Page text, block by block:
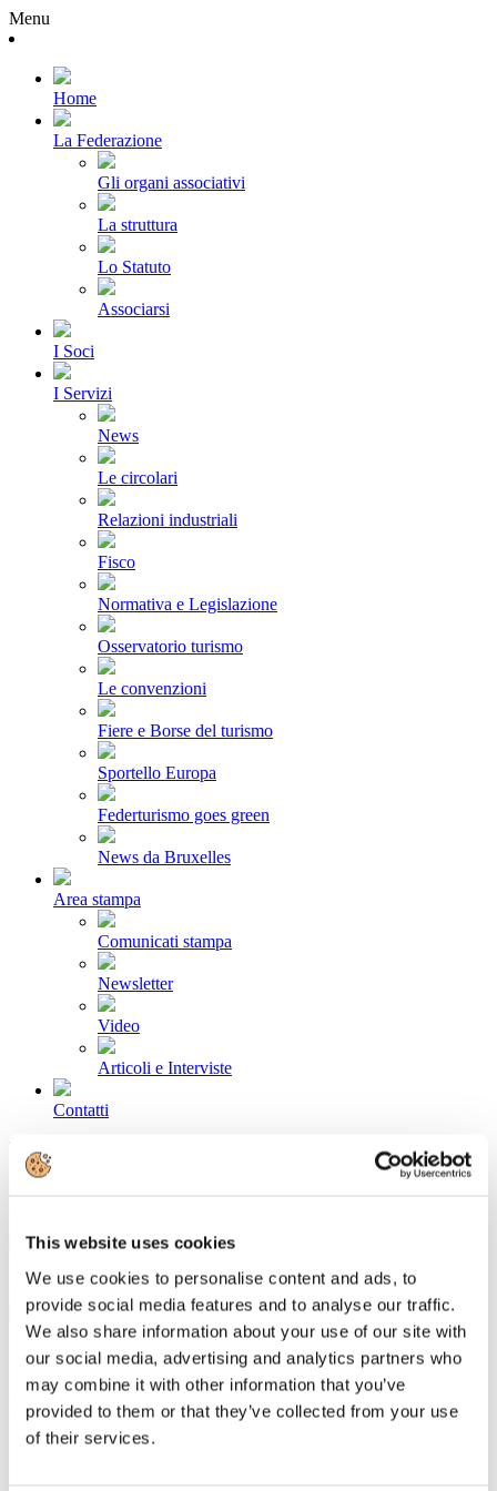
This website uses cookies
We use cookies to personalise content and ads, to
provide social media features and to analyse our traffic.
We also share information about your use of our site with
our social media, advertising and analytics partners who
may combine it with other information that you’ve
provided to them or that they’ve collected from your use
of their services.
Menu
Home
La Federazione
Gli organi associativi
La struttura
Lo Statuto
Associarsi
I Soci
I Servizi
News
Le circolari
Relazioni industriali
Fisco
Normativa e Legislazione
Osservatorio turismo
Le convenzioni
Fiere e Borse del turismo
Sportello Europa
Federturismo goes green
News da Bruxelles
Area stampa
Comunicati stampa
Newsletter
Video
Articoli e Interviste
Contatti
Tel. +39 320 57 80 986
Email segreteria@federturismo.it
Cerca...
I Soci